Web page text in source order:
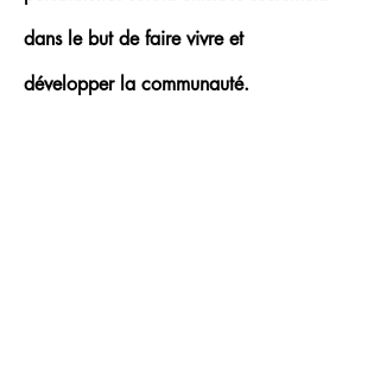
dans le but de faire vivre et
développerla communauté.